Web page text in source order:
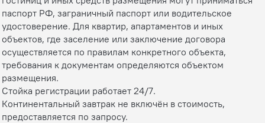
паспорт РФ, заграничный паспорт или водительское
удостоверение. Для квартир, апартаментов и иных
объектов, где заселение или заключение договора
осуществляется по правилам конкретного объекта,
требования к документам определяются объектом
размещения.
Стойка регистрации работает 24/7.
Континентальный завтрак не включён в стоимость,
предоставляется по запросу.